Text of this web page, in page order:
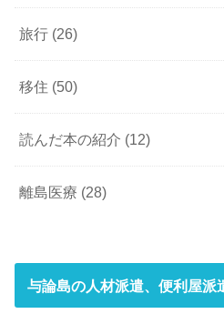
旅行 (26)
移住 (50)
読んだ本の紹介 (12)
離島医療 (28)
与論島の人材派遣、便利屋派